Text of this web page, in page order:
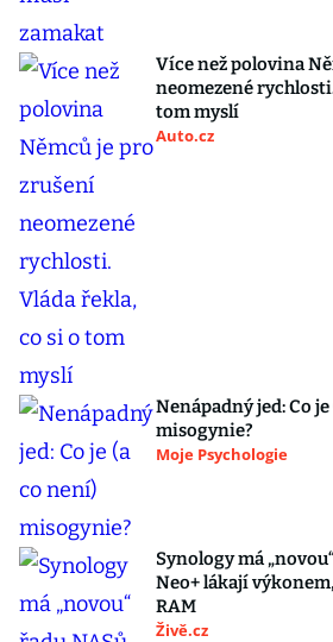
Více než polovina
neomezené
tom myslí
Auto.cz
Nenápadný jed: Co
misogynie?
Moje Psychologie
Synology má
Neo+ lákají
RAM
Živě.cz